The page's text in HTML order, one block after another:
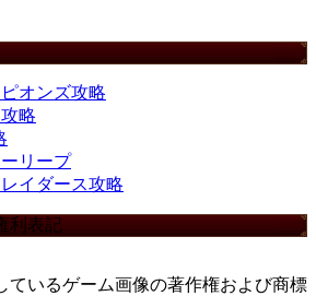
オンズ攻略
略
リープ
イダース攻略
利表記
いるゲーム画像の著作権および商標